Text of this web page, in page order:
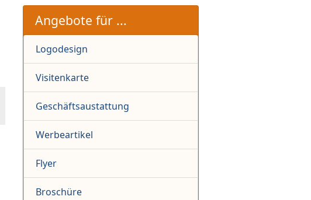
Angebote für ...
Logodesign
Visitenkarte
Geschäftsaustattung
Werbeartikel
Flyer
Broschüre